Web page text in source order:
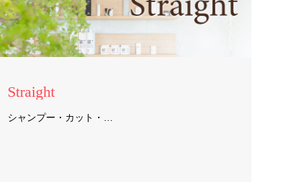
Straight
シャンプー・カット・…